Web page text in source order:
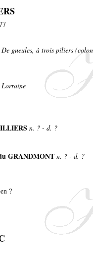
De gueules, à trois piliers
Lorraine
n. ? - d. ?
GRANDMONT n. ? - d. ?
?